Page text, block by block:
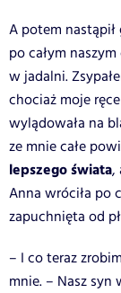
A potem
po całym
w jadalni.
chociaż moje
wylądowała na
ze mnie całe
lepszego świata,
Anna wróciła po
zapuchnięta od
– I co teraz
mnie. – Nasz syn